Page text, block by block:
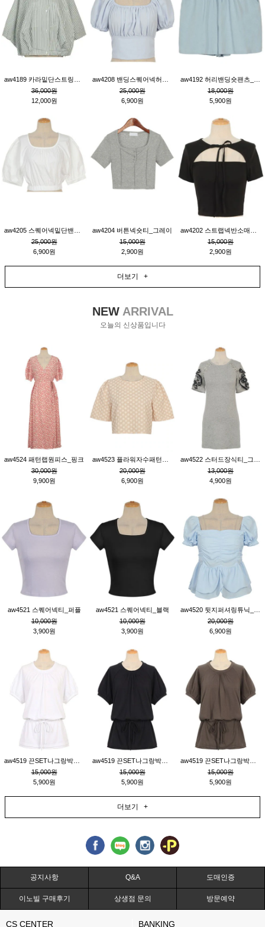
36,000원
12,000원
25,000원
6,900원
18,000원
5,900원
25,000원
6,900원
aw4204 버튼넥숏티_그레이
15,000원
2,900원
15,000원
2,900원
더보기 +
NEWARRIVAL
오늘의 신상품입니다
aw4524 패턴랩원피스_핑크
30,000원
9,900원
20,000원
6,900원
13,000원
4,900원
aw4521 스퀘어넥티_퍼플
10,000원
3,900원
aw4521 스퀘어넥티_블랙
10,000원
3,900원
20,000원
6,900원
15,000원
5,900원
15,000원
5,900원
15,000원
5,900원
더보기 +
공지사항 Q&A 도매인증
이노빌 구매후기 상생점 문의 방문예약
CS CENTER BANKING